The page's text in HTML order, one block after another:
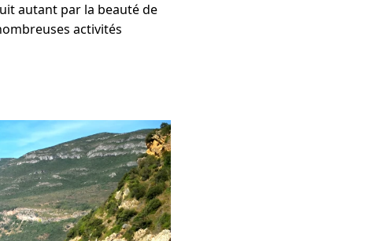
autant par la beauté de
activités